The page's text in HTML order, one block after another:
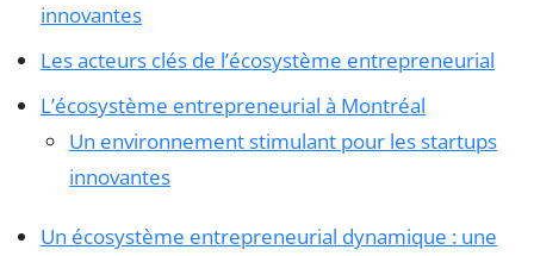
innovantes
Les acteurs clés de l’écosystème entrepreneurial
L’écosystème entrepreneurial à Montréal
Un environnement stimulant pour les startups
innovantes
Un écosystème entrepreneurial dynamique : une